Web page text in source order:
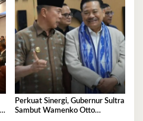
Perkuat Sinergi, Gubernur Sultra
Sambut Wamenko Otto